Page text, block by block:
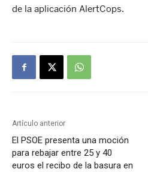
de la aplicación AlertCops.
Artículo anterior
El PSOE presenta una moción
para rebajar entre 25 y 40
euros el recibo de la basura en